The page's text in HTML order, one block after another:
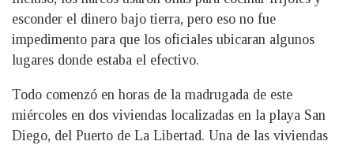
esconder el dinero bajo tierra, pero eso no fue
impedimento para que los oficiales ubicaran algunos
lugares donde estaba el efectivo.
Todo comenzó en horas de la madrugada de este
miércoles en dos viviendas localizadas en la playa San
Diego, del Puerto de La Libertad. Una de las viviendas